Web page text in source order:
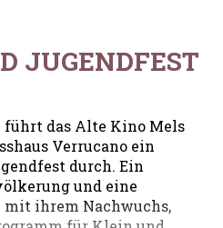
JUGENDFEST
das Alte Kino Mels
Verrucano ein
durch. Ein
und eine
ihrem Nachwuchs,